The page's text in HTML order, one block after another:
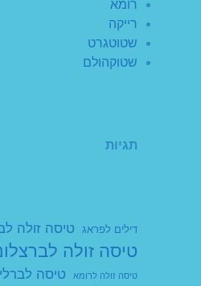
רומא
רייקה
שטוטגרט
שטוקהולם
תגיות
דילים לפראג טיסה זולה
טיסה זולה
טיסה זולה לרומא
טיסה